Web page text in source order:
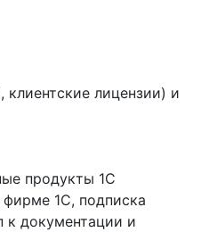
лицензии) и
продукты 1C
1С, подписка
к документации и